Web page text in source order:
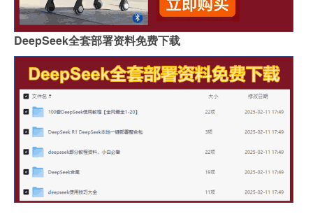
DeepSeek全套部署资料免费下载